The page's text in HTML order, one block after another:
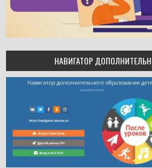
НАВИГАТОР